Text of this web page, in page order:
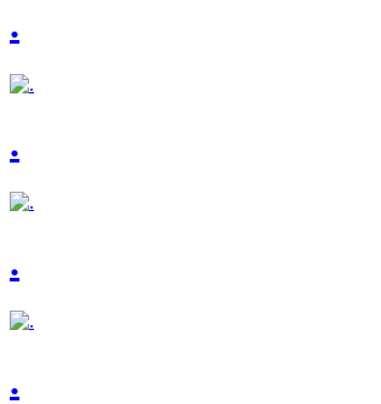
.
.
.
.